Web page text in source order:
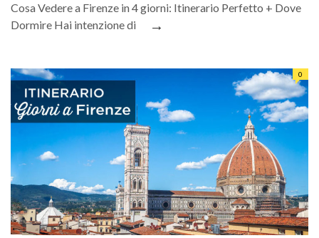
Cosa Vedere a Firenze in 4 giorni: Itinerario Perfetto + Dove
Dormire Hai intenzione di
→
0